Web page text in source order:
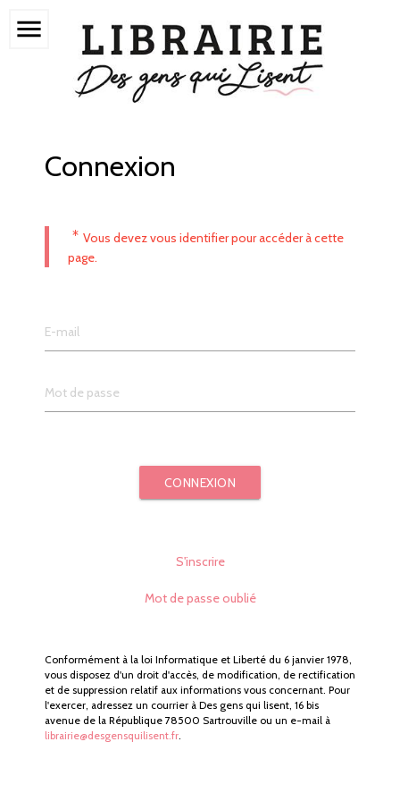
menu
Connexion
* Vous devez vous identifier pour accéder à cette
page.
CONNEXION
S'inscrire
Mot de passe oublié
Conformément à la loi Informatique et Liberté du 6 janvier 1978,
vous disposez d'un droit d'accès, de modification, de rectification
et de suppression relatif aux informations vous concernant. Pour
l'exercer, adressez un courrier à Des gens qui lisent, 16 bis
avenue de la République 78500 Sartrouville ou un e-mail à
librairie@desgensquilisent.fr